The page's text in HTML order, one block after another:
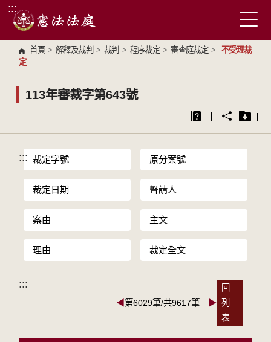
跳到主要內容區塊
:::
首頁 > 解釋及裁判 > 裁判 > 程序裁定 > 審查庭裁定 >
不受理裁
定
113年審裁字第643號
::: 裁定字號 原分案號
裁定日期 聲請人
案由 主文
理由 裁定全文
:::
◀第6029筆/共9617筆 ▶
回
列
表